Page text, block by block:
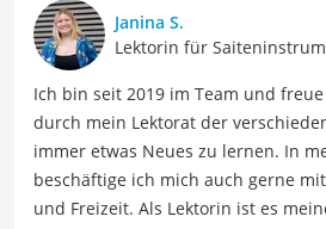
beschäftige ich mich gerne mit
und Freizeitaktivitäten. Dieses
meinen Beiträgen wider, die sich
Reiseempfehlungen, Hobbytipps
Freizeitgestaltung befassen.
Der Online-Gitarrenkurs-Vergleich
besonders empfehlenswert für
Musikinteressierte.
Janina S.
Lektorin für
Ich bin seit 2019 im Team und
durch mein Lektorat der
immer etwas Neues zu lernen. In
beschäftige ich mich auch gerne
und Freizeit. Als Lektorin ist es